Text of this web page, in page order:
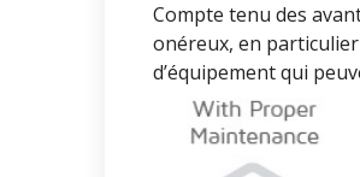
Compte tenu des
onéreux, en
d’équipement qui